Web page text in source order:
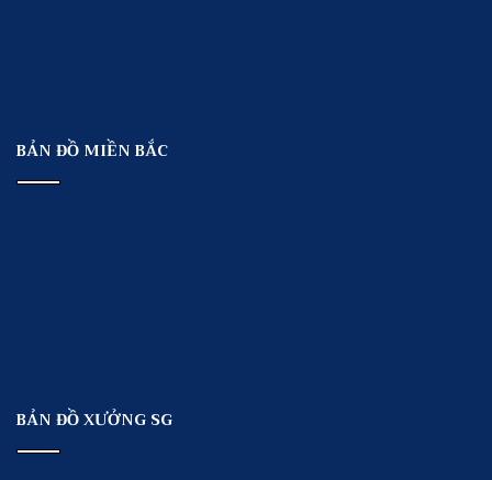
BẢN ĐỒ MIỀN BẮC
BẢN ĐỒ XƯỞNG SG